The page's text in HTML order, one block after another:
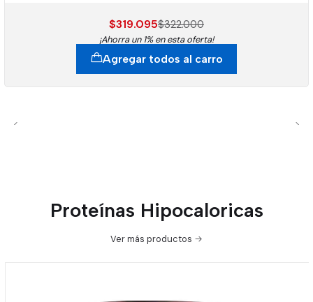
$319.095$322.000
¡Ahorra un 1% en esta oferta!
Agregar todos al carro
Proteínas Hipocaloricas
Ver más productos